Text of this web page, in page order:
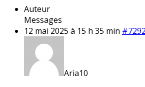
Auteur
Messages
12 mai 2025 à 15 h 35 min
Aria10